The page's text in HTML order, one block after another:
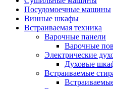
Посудомоечные машины
Винные шкафы
Встраиваемая техника
Варочные панели
Варочные
Электрические
Духовые
Встраиваемые